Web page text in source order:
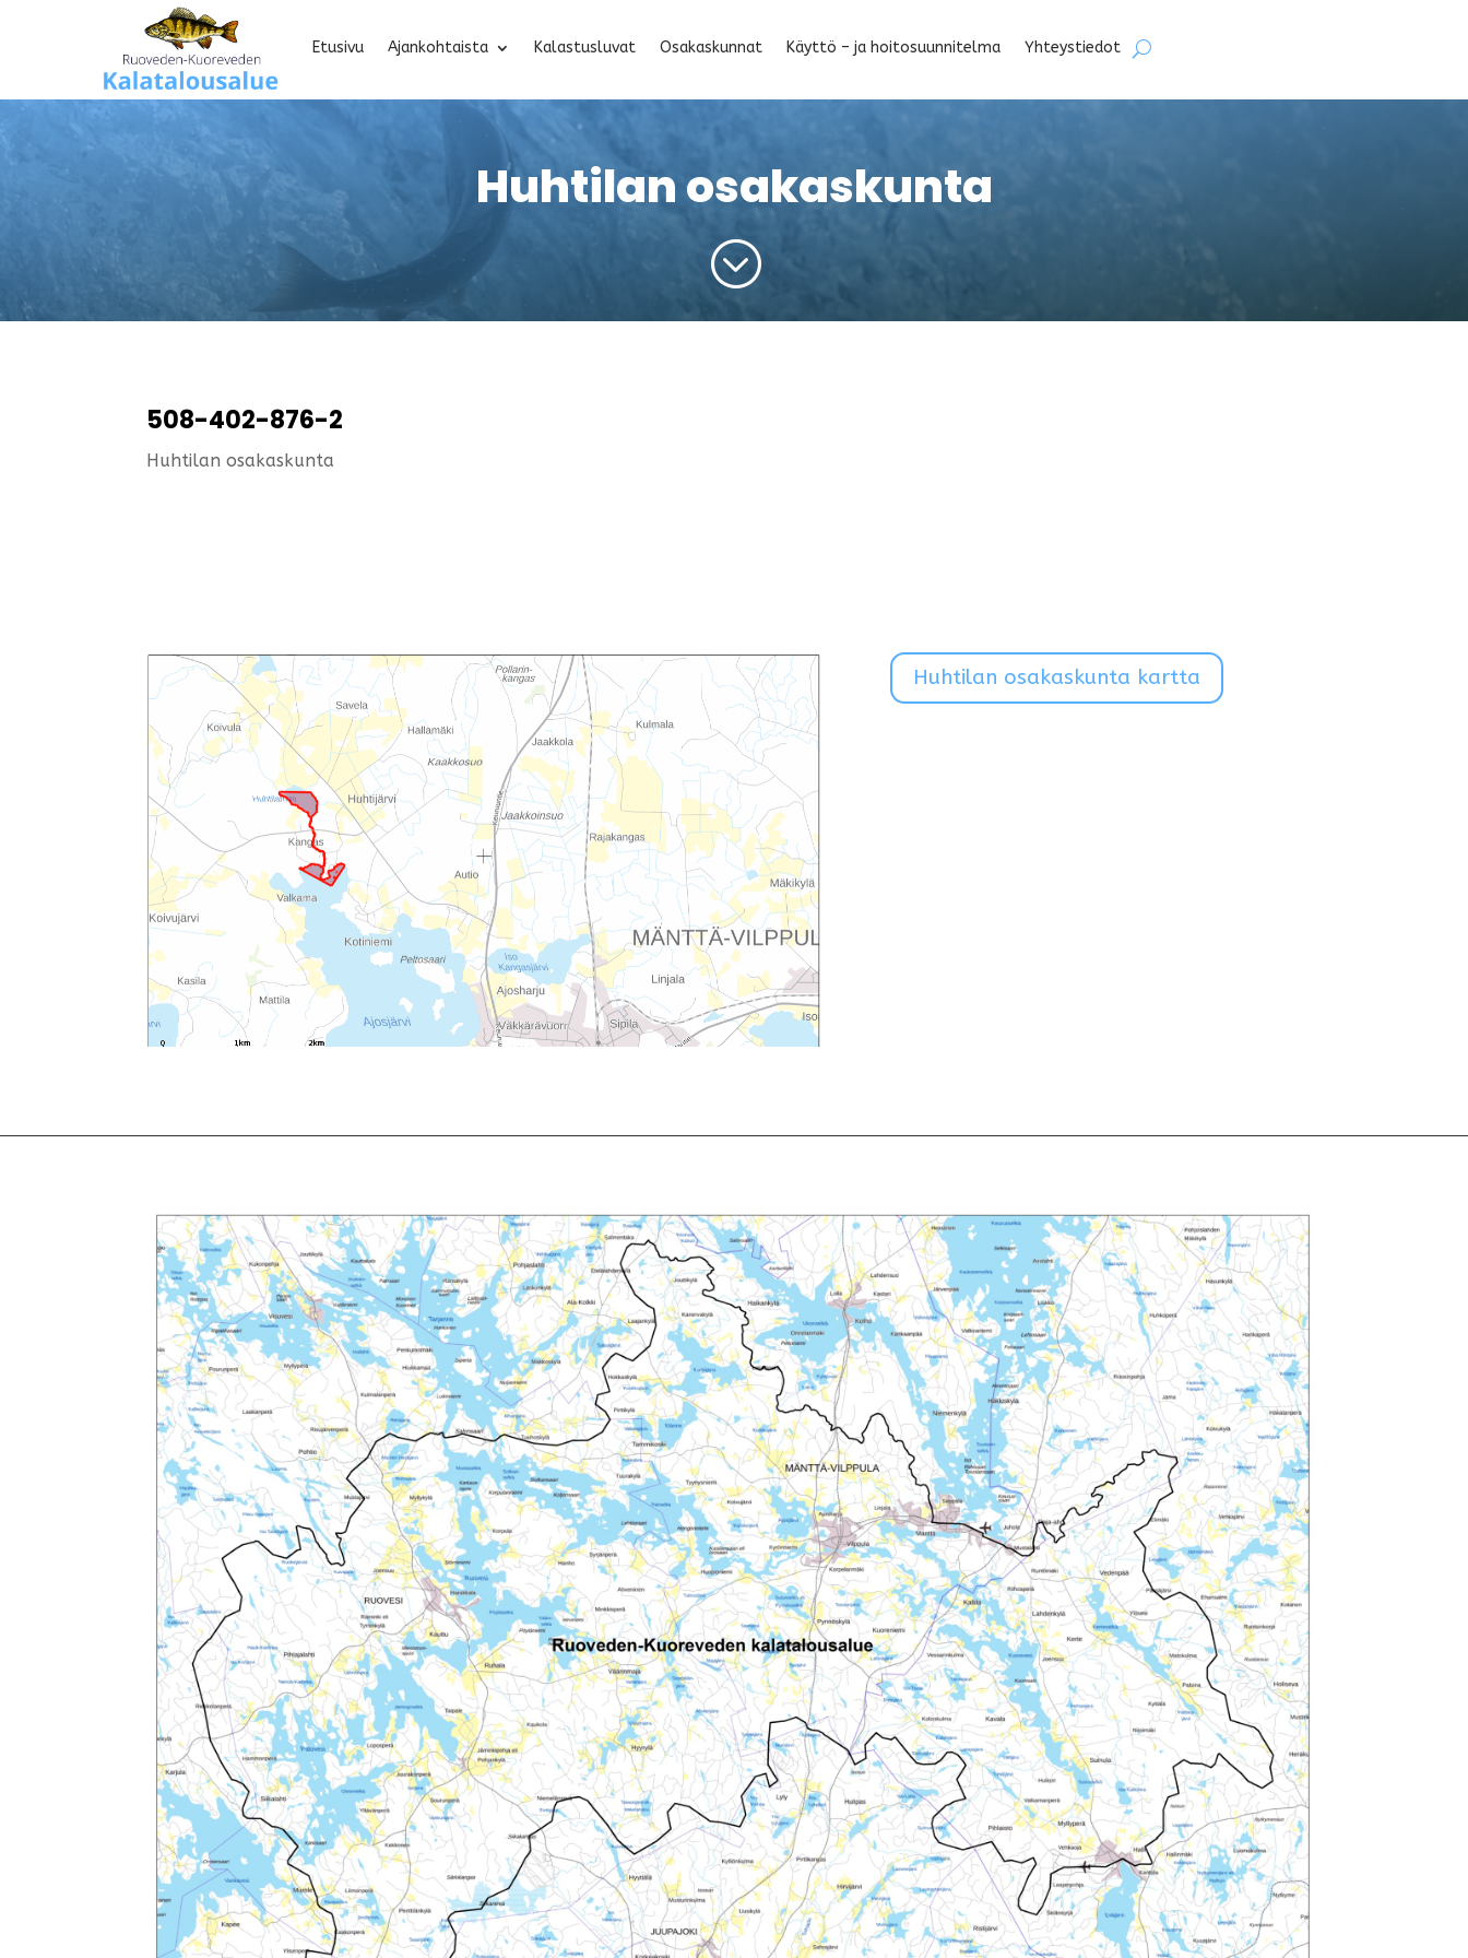
Etusivu Ajankohtaista Kalastusluvat Osakaskunnat Käyttö – ja hoitosuunnitelma Yhteystiedot
Huhtilan osakaskunta
;
508-402-876-2
Huhtilan osakaskunta
Huhtilan osakaskunta kartta